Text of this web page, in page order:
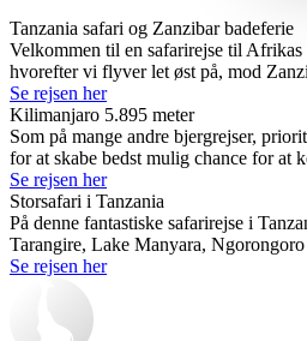
Tanzania safari og Zanzibar badeferie
Velkommen til en safarirejse til
hvorefter vi flyver let øst på, mod
Se rejsen her
Kilimanjaro 5.895 meter
Som på mange andre bjergrejser,
for at skabe bedst mulig chance for at
Se rejsen her
Storsafari i Tanzania
På denne fantastiske safarirejse i
Tarangire, Lake Manyara, Ngorongoro
Se rejsen her